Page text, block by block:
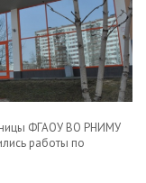
ФГАОУ ВО РНИМУ
работы по